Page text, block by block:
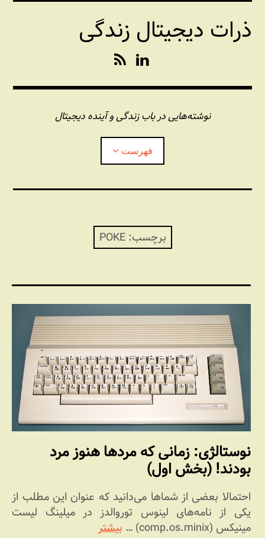
رفتن
محتواذرات دیجیتال زندگی
n
k
e
d
I
n
S
نوشته‌هایی در باب زندگی و آینده دیجیتال
فهرست
برچسب:POKE
نوستالژی: زمانی که مردها هنوز مرد
بودند! (بخش اول)
احتمالا بعضی از شماها می‌دانید که عنوان این مطلب از
یکی از نامه‌های لینوس توروالدز در میلینگ لیست
مینیکس (comp.os.minix) …
بیشتر